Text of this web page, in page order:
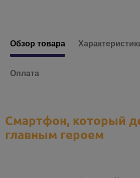
Обзор товара
Оплата
Смартфон, который
главным героем